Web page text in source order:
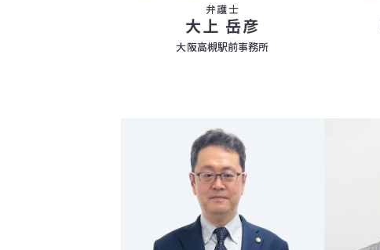
弁護士
大上 岳彦
大阪高槻駅前事務所